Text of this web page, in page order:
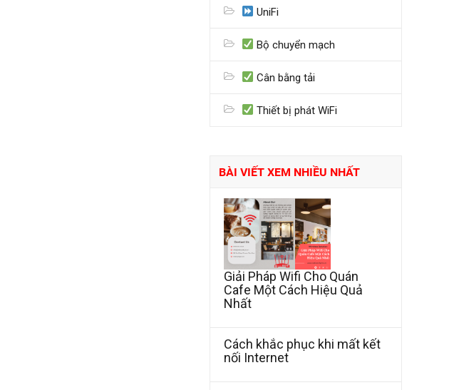
UniFi
Bộ chuyển mạch
Cân bằng tải
Thiết bị phát WiFi
BÀI VIẾT XEM NHIỀU NHẤT
Giải Pháp Wifi Cho Quán
Cafe Một Cách Hiệu Quả
Nhất
Cách khắc phục khi mất kết
nối Internet